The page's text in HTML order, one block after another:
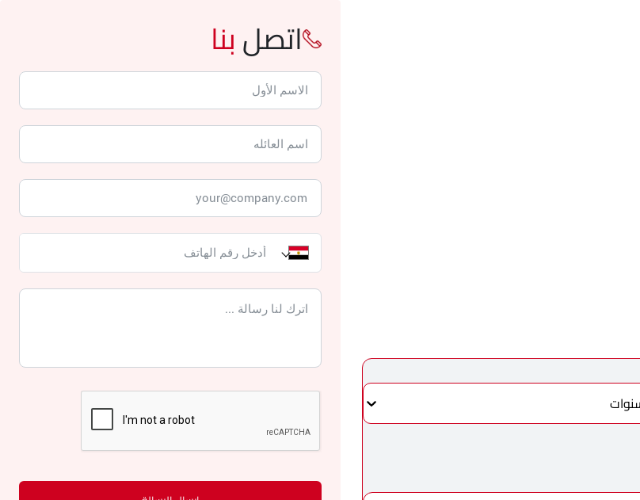
اتصلبنا